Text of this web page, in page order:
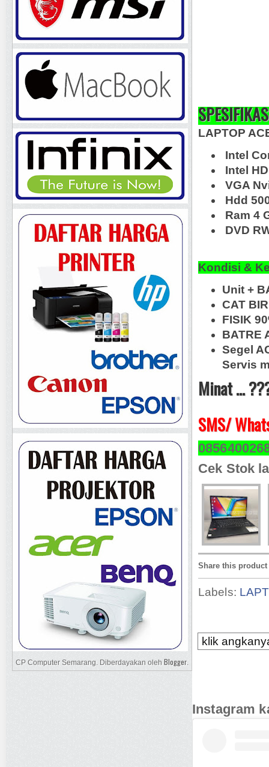
LAPTOP
Intel
Intel
VGA
Hdd
Ram 4
DVD
Kondisi &
Unit +
CAT
FISIK
BATRE
Segel
Servis
Minat ...
SMS/
Cek Stok
Share this product
Labels:
klik
Instagram
CP Computer Semarang. Diberdayakan oleh Blogger.